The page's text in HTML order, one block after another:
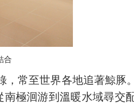
合
常至世界各地追著鯨豚
南極洄游到溫暖水域尋交